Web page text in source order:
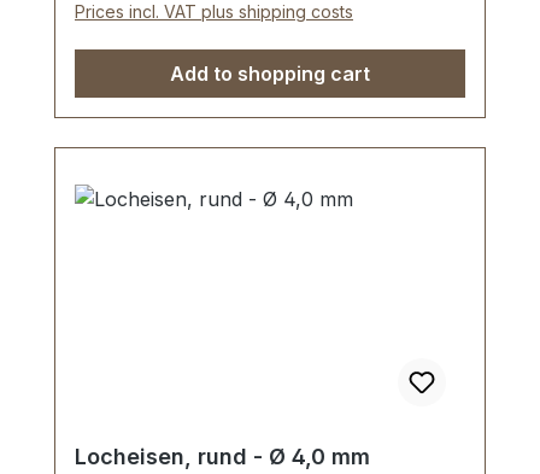
Prices incl. VAT plus shipping costs
Add to shopping cart
Locheisen, rund - Ø 4,0 mm